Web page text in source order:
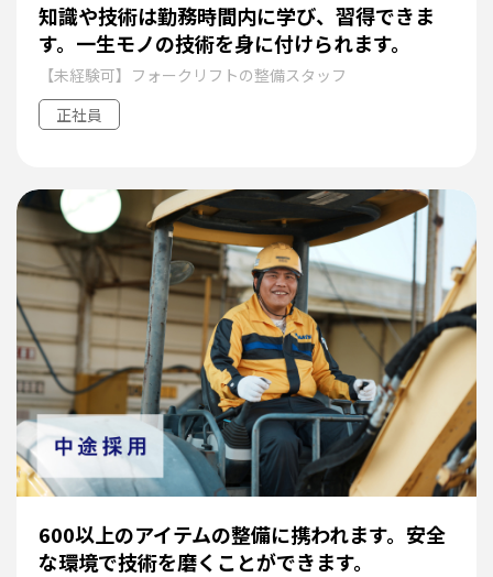
知識や技術は勤務時間内に学び、習得できま
す。一生モノの技術を身に付けられます。
【未経験可】フォークリフトの整備スタッフ
正社員
600以上のアイテムの整備に携われます。安全
な環境で技術を磨くことができます。